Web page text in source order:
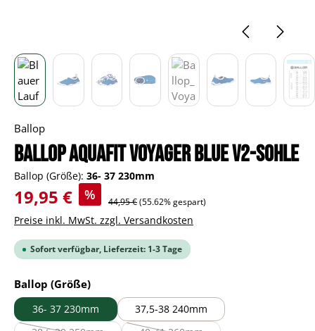
Ballop
BALLOP Aquafit Voyager blue V2-Sohle
Ballop (Größe): 36- 37 230mm
Verkaufspreis:
19,95 € % Regulärer Preis:
44,95 €(55.62% gespart)
Preise inkl. MwSt. zzgl. Versandkosten
Sofort verfügbar, Lieferzeit: 1-3 Tage
Ballop (Größe)auswählen
36- 37 230mm
37,5-38 240mm